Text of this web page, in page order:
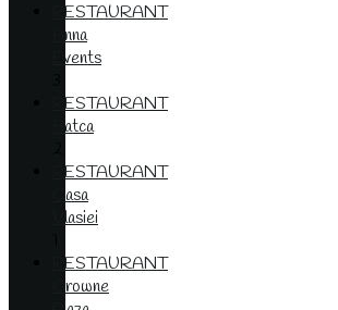
RESTAURANT
Anna
Events
RESTAURANT
Batca
RESTAURANT
Casa
Vlasiei
RESTAURANT
Crowne